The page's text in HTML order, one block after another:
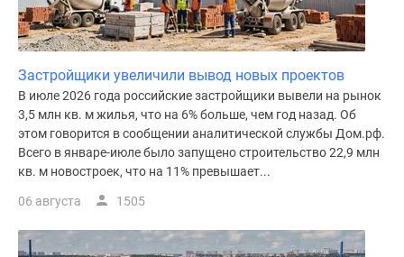
Застройщики увеличили вывод новых проектов
В июле 2026 года российские застройщики вывели на рынок
3,5 млн кв. м жилья, что на 6% больше, чем год назад. Об
этом говорится в сообщении аналитической службы Дом.рф.
Всего в январе-июле было запущено строительство 22,9 млн
кв. м новостроек, что на 11% превышает...
06 августа 1505